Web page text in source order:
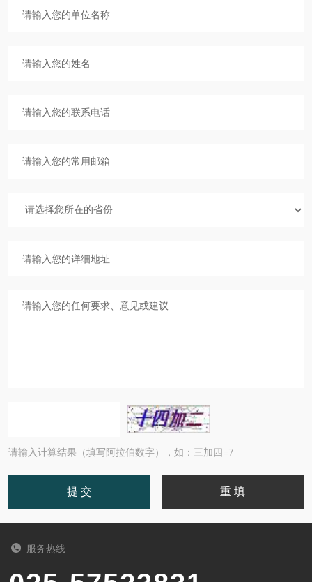
请输入计算结果（填写阿拉伯数字），如：三加四=7
服务热线